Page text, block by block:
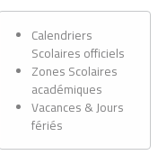
Calendriers
Scolaires officiels
Zones Scolaires
académiques
Vacances & Jours
fériés